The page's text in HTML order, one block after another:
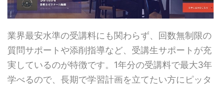
業界最安水準の受講料にも関わらず、回数無制限の
質問サポートや添削指導など、受講生サポートが充
実しているのが特徴です。1年分の受講料で最大3年
学べるので、長期で学習計画を立てたい方にピッタ